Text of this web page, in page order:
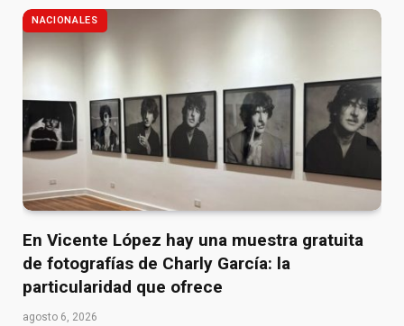
NACIONALES
En Vicente López hay una muestra gratuita
de fotografías de Charly García: la
particularidad que ofrece
agosto 6, 2026